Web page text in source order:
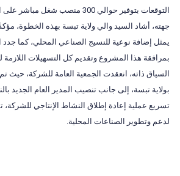
التوقعات بتوفير حوالي 300 منصب
جهته، أشاد السيد والي ولاية تبسة بهذه الخطوة،
يمثل إضافة نوعية للنسيج الصناعي المحلي، كما جدد
بمرافقة هذا المشروع وتقديم كل التسهيلات
السياق ذاته، انعقدت الجمعية العامة للشركة، حيث
بولاية تبسة، إلى جانب تنصيب المدير العام الجديد
تسريع عملية إعادة إطلاق النشاط الإنتاجي للشركة،
لدعم وتطوير الصناعات المحلية.